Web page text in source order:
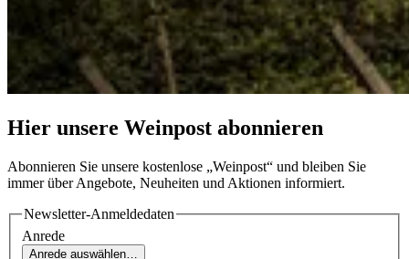
Hier unsere Weinpost abonnieren
Abonnieren Sie unsere kostenlose „Weinpost“ und bleiben Sie
immer über Angebote, Neuheiten und Aktionen informiert.
Newsletter-Anmeldedaten
Anrede
Anrede auswählen…